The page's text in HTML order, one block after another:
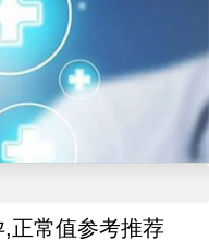
正常值参考推荐